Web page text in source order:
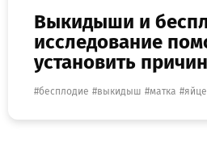
Выкидыши и
исследование
установить
бесплодие выкидыш матка